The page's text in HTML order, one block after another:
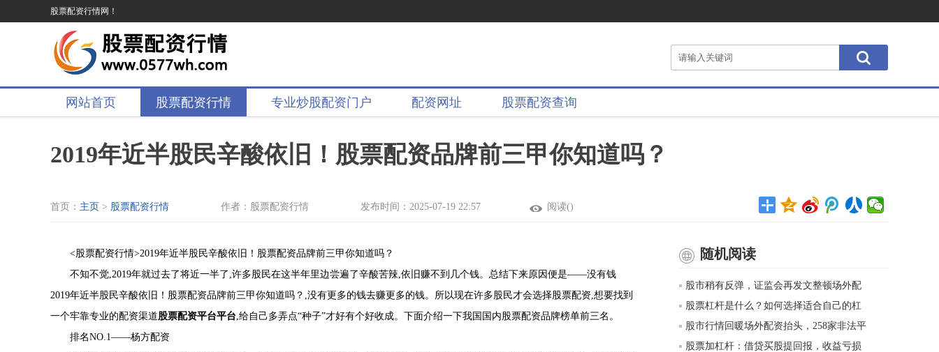
股票配资行情网！
网站首页 股票配资行情 专业炒股配资门户 配资网址 股票配资查询
2019年近半股民辛酸依旧！股票配资品牌前三甲你知道吗？
首页： 主页 > 股票配资行情 作者：股票配资行情 发布时间：2025-07-19 22:57 阅读()
<股票配资行情>2019年近半股民辛酸依旧！股票配资品牌前三甲你知道吗？
不知不觉,2019年就过去了将近一半了,许多股民在这半年里边尝遍了辛酸苦辣,依旧赚不到几个钱。总结下来原因便是——没有钱
2019年近半股民辛酸依旧！股票配资品牌前三甲你知道吗？,没有更多的钱去赚更多的钱。所以现在许多股民才会选择股票配资,想要找到
一个牢靠专业的配资渠道股票配资平台平台,给自己多弄点“种子”才好有个好收成。下面介绍一下我国国内股票配资品牌榜单前三名。
排名NO.1——杨方配资
随机阅读
股市稍有反弹，证监会再发文整顿场外配
股票杠杆是什么？如何选择适合自己的杠
股市行情回暖场外配资抬头，258家非法平
股票加杠杆：借贷买股提回报，收益亏损